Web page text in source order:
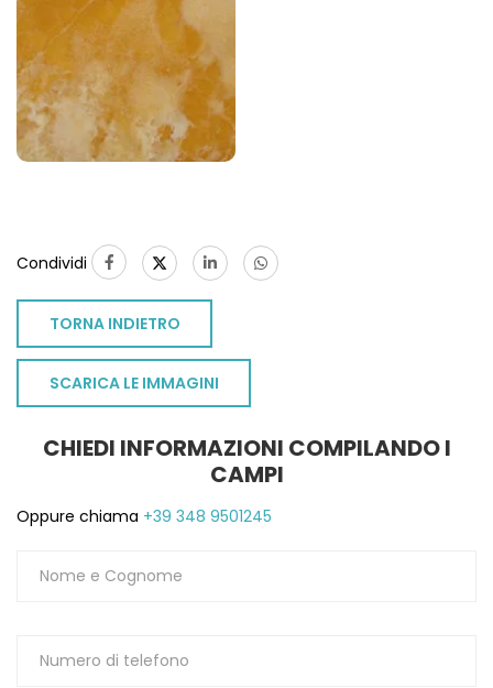
Condividi
TORNA INDIETRO
SCARICA LE IMMAGINI
CHIEDI INFORMAZIONI COMPILANDO I
CAMPI
Oppure chiama +39 348 9501245